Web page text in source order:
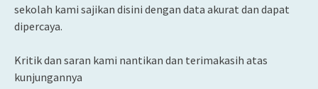
sekolah kami sajikan disini dengan data akurat dan dapat
dipercaya.
Kritik dan saran kami nantikan dan terimakasih atas
kunjungannya